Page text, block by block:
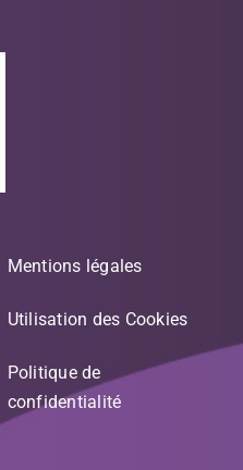
Mentions légales
Utilisation des Cookies
Politique de
confidentialité